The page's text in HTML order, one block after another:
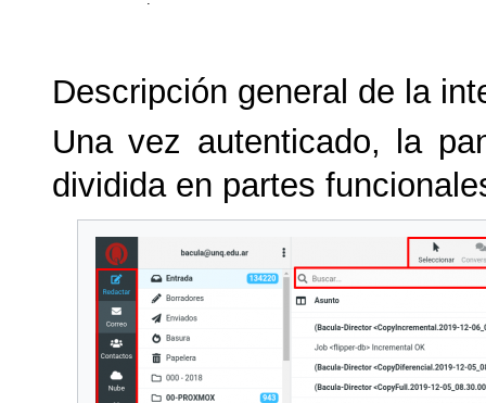
Descripción general de la
Una vez autenticado, la
dividida en partes